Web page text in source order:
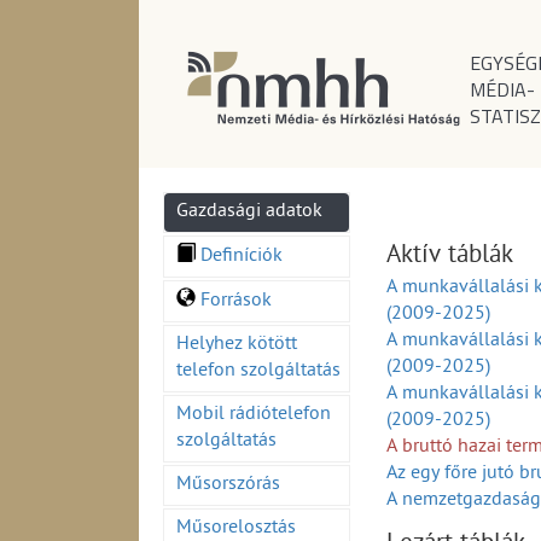
MÉDIA-
Gazdasági adatok
Definíciók
Források
Helyhez kötött
telefon szolgáltatás
Mobil rádiótelefon
szolgáltatás
Műsorszórás
Műsorelosztás
Aktív táblák
A munkavállalási
(2009-2025)
A munkavállalási
(2009-2025)
A munkavállalási
(2009-2025)
A bruttó hazai
Az egy főre jutó
A
A